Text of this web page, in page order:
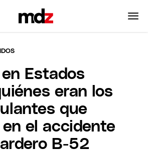
Estados
eran los
que
el accidente
B-52